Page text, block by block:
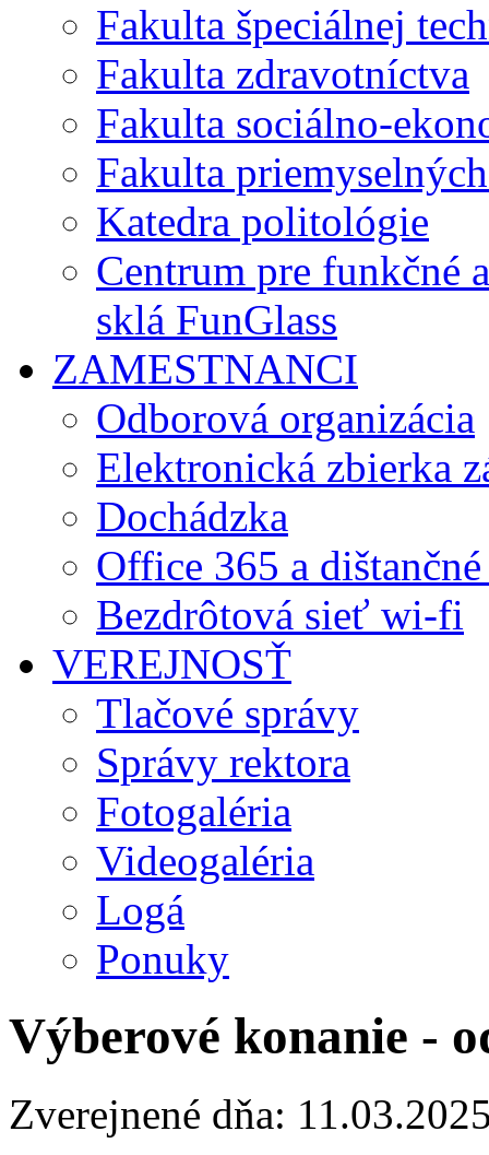
Fakulta špeciálnej
Fakulta zdravotníctva
Fakulta sociálno-
Fakulta
Katedra politológie
Centrum pre funkčné
sklá FunGlass
ZAMESTNANCI
Odborová organizácia
Elektronická zbierka
Dochádzka
Office 365 a
Bezdrôtová sieť wi-fi
VEREJNOSŤ
Tlačové správy
Správy rektora
Fotogaléria
Videogaléria
Logá
Ponuky
Výberové konanie -
Zverejnené dňa: